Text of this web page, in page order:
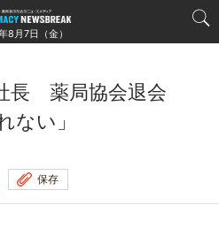
8月7日（金）
長 薬局協会退会
ない」
保存